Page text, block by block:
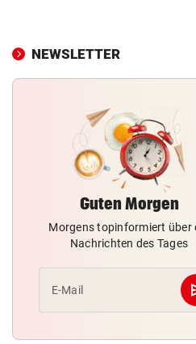
NEWSLETTER
Guten Morgen
Morgens topinformiert über
Nachrichten des Tages
E-Mail